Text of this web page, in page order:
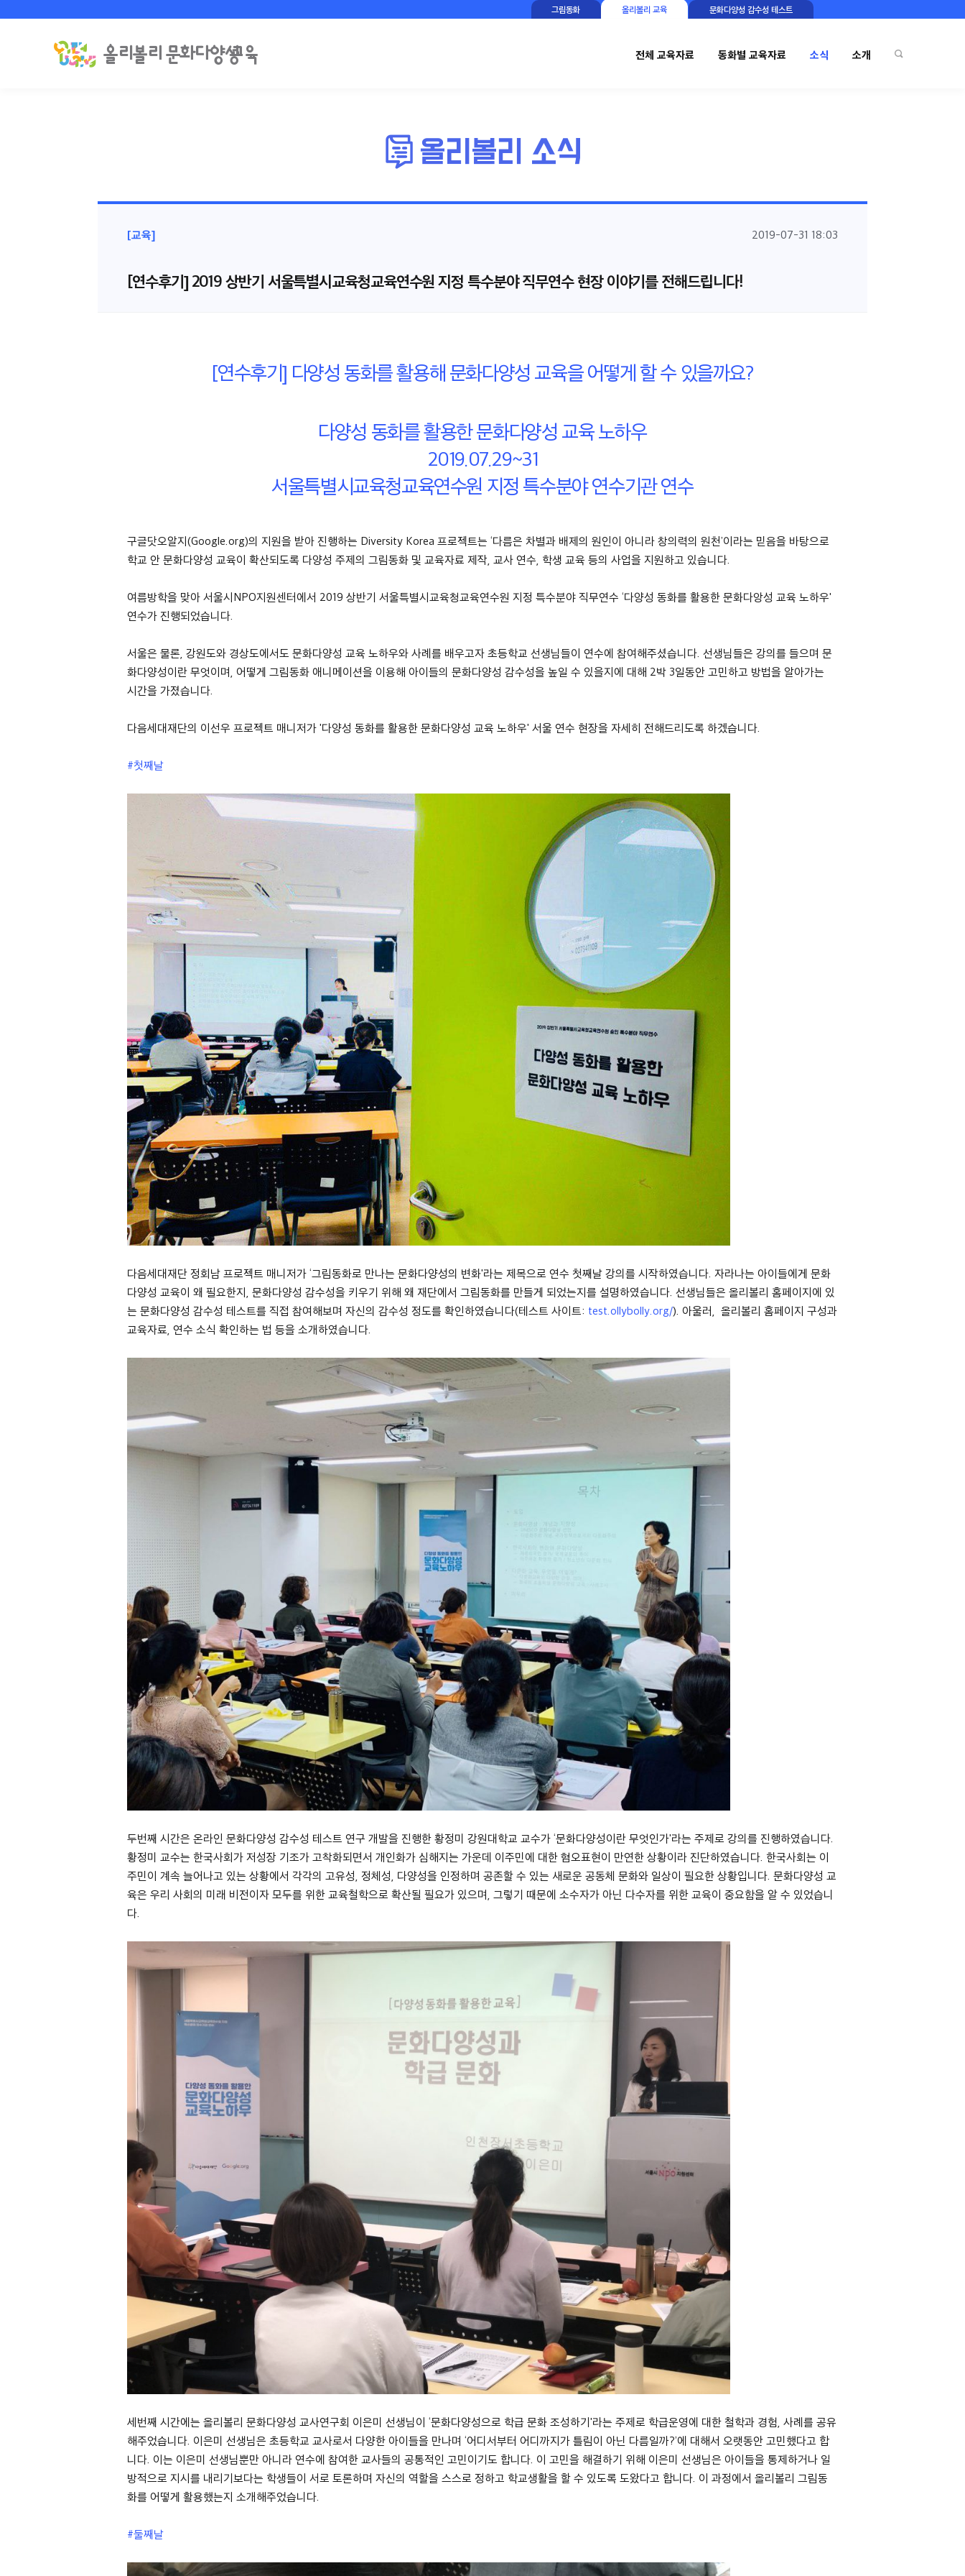
그림동화 올리볼리 교육 문화다양성 감수성 테스트
전체 교육자료 동화별 교육자료 소식 소개
[교육] 2019-07-31 18:03
[연수후기] 2019 상반기 서울특별시교육청교육연수원 지정 특수분야 직무연수 현장 이야기를 전해드립니다!
[연수후기] 다양성 동화를 활용해 문화다양성 교육을 어떻게 할 수 있을까요?
다양성 동화를 활용한 문화다양성 교육 노하우
2019.07.29~31
서울특별시교육청교육연수원 지정 특수분야 연수기관 연수
구글닷오알지(Google.org)의 지원을 받아 진행하는 Diversity Korea 프로젝트는 ‘다름은 차별과 배제의 원인이 아니라 창의력의 원천’이라는 믿음을 바탕으로
학교 안 문화다양성 교육이 확산되도록 다양성 주제의 그림동화 및 교육자료 제작, 교사 연수, 학생 교육 등의 사업을 지원하고 있습니다.
여름방학을 맞아 서울시NPO지원센터에서 2019 상반기 서울특별시교육청교육연수원 지정 특수분야 직무연수 ‘다양성 동화를 활용한 문화다앙성 교육 노하우'
연수가 진행되었습니다.
서울은 물론, 강원도와 경상도에서도 문화다양성 교육 노하우와 사례를 배우고자 초등학교 선생님들이 연수에 참여해주셨습니다.선생님들은 강의를 들으며 문
화다양성이란 무엇이며, 어떻게 그림동화 애니메이션을 이용해 아이들의 문화다양성 감수성을 높일 수 있을지에 대해 2박 3일동안 고민하고 방법을 알아가는
시간을 가졌습니다.
다음세대재단의 이선우 프로젝트 매니저가 '다양성 동화를 활용한 문화다양성 교육 노하우' 서울 연수 현장을 자세히 전해드리도록 하겠습니다.
#첫째날
다음세대재단 정회남 프로젝트 매니저가 ‘그림동화로 만나는 문화다양성의 변화'라는 제목으로 연수 첫째날 강의를 시작하였습니다. 자라나는 아이들에게 문화
다양성 교육이 왜 필요한지, 문화다양성 감수성을 키우기 위해 왜 재단에서 그림동화를 만들게 되었는지를 설명하였습니다. 선생님들은 올리볼리 홈페이지에 있
는 문화다양성 감수성 테스트를 직접 참여해보며 자신의 감수성 정도를 확인하였습니다(테스트 사이트: test.ollybolly.org/). 아울러, 올리볼리 홈페이지 구성과
교육자료, 연수 소식 확인하는 법 등을 소개하였습니다.
두번째 시간은 온라인 문화다양성 감수성 테스트 연구 개발을 진행한 황정미 강원대학교 교수가 ‘문화다양성이란 무엇인가'라는 주제로 강의를 진행하였습니다.
황정미 교수는 한국사회가 저성장 기조가 고착화되면서 개인화가 심해지는 가운데 이주민에 대한 혐오표현이 만연한 상황이라 진단하였습니다. 한국사회는 이
주민이 계속 늘어나고 있는 상황에서 각각의 고유성, 정체성, 다양성을 인정하며 공존할 수 있는 새로운 공동체 문화와 일상이 필요한 상황입니다. 문화다양성 교
육은 우리 사회의 미래 비전이자 모두를 위한 교육철학으로 확산될 필요가 있으며, 그렇기 때문에 소수자가 아닌 다수자를 위한 교육이 중요함을 알 수 있었습니
다.
세번째 시간에는 올리볼리 문화다양성 교사연구회 이은미 선생님이 ‘문화다양성으로 학급 문화 조성하기'라는 주제로 학급운영에 대한 철학과 경험, 사례를 공유
해주었습니다. 이은미 선생님은 초등학교 교사로서 다양한 아이들을 만나며 ‘어디서부터 어디까지가 틀림이 아닌 다름일까?’에 대해서 오랫동안 고민했다고 합
니다. 이는 이은미 선생님뿐만 아니라 연수에 참여한 교사들의 공통적인 고민이기도 합니다. 이 고민을 해결하기 위해 이은미 선생님은 아이들을 통제하거나 일
방적으로 지시를 내리기보다는 학생들이 서로 토론하며 자신의 역할을 스스로 정하고 학교생활을 할 수 있도록 도왔다고 합니다. 이 과정에서 올리볼리 그림동
화를 어떻게 활용했는지 소개해주었습니다.
#둘째날